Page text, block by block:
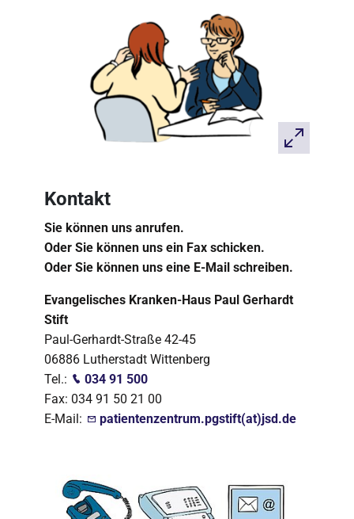
Kontakt
Sie können uns anrufen.
Oder Sie können uns ein Fax schicken.
Oder Sie können uns eine E-Mail schreiben.
Evangelisches Kranken-Haus Paul Gerhardt
Stift
Paul-Gerhardt-Straße 42-45
06886 Lutherstadt Wittenberg
Tel.:
034 91 500
Fax: 034 91 50 21 00
E-Mail:
patientenzentrum.pgstift(at)jsd.de